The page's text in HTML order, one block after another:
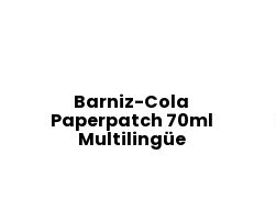
Barniz-Cola
Paperpatch 70ml
Multilingüe